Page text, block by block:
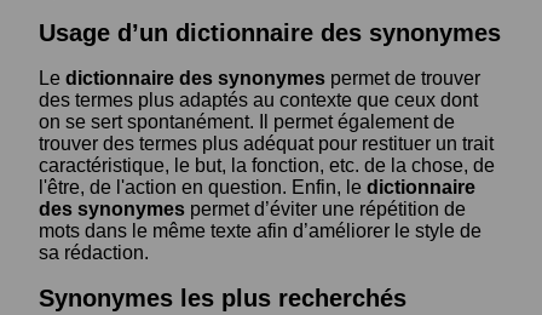
Usage d’un dictionnaire des synonymes
Le dictionnaire des synonymes permet de trouver
des termes plus adaptés au contexte que ceux dont
on se sert spontanément. Il permet également de
trouver des termes plus adéquat pour restituer un trait
caractéristique, le but, la fonction, etc. de la chose, de
l'être, de l'action en question. Enfin, le dictionnaire
des synonymes permet d’éviter une répétition de
mots dans le même texte afin d’améliorer le style de
sa rédaction.
Synonymes les plus recherchés